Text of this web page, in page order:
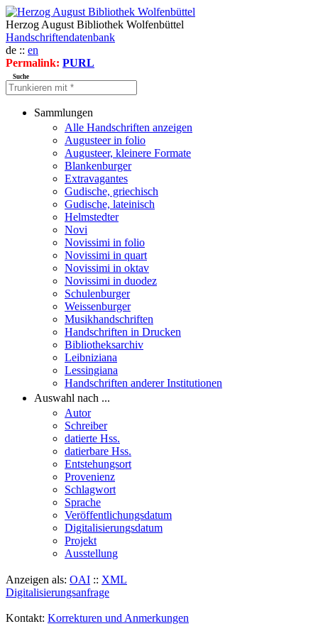
Herzog August Bibliothek Wolfenbüttel
Handschriftendatenbank
de :: en
Permalink: PURL
Suche
Sammlungen
Alle Handschriften anzeigen
Augusteer in folio
Augusteer, kleinere Formate
Blankenburger
Extravagantes
Gudische, griechisch
Gudische, lateinisch
Helmstedter
Novi
Novissimi in folio
Novissimi in quart
Novissimi in oktav
Novissimi in duodez
Schulenburger
Weissenburger
Musikhandschriften
Handschriften in Drucken
Bibliotheksarchiv
Leibniziana
Lessingiana
Handschriften anderer Institutionen
Auswahl nach ...
Autor
Schreiber
datierte Hss.
datierbare Hss.
Entstehungsort
Provenienz
Schlagwort
Sprache
Veröffentlichungsdatum
Digitalisierungsdatum
Projekt
Ausstellung
Anzeigen als: OAI :: XML
Digitalisierungsanfrage
Kontakt: Korrekturen und Anmerkungen